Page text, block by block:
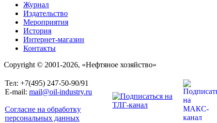
Журнал
Издательство
Мероприятия
История
Интернет-магазин
Контакты
Copyright © 2001-2026, «Нефтяное хозяйство»
Тел: +7(495) 247-50-90/91
E-mail: mail@oil-industry.ru
Согласие на обработку
персональных данных